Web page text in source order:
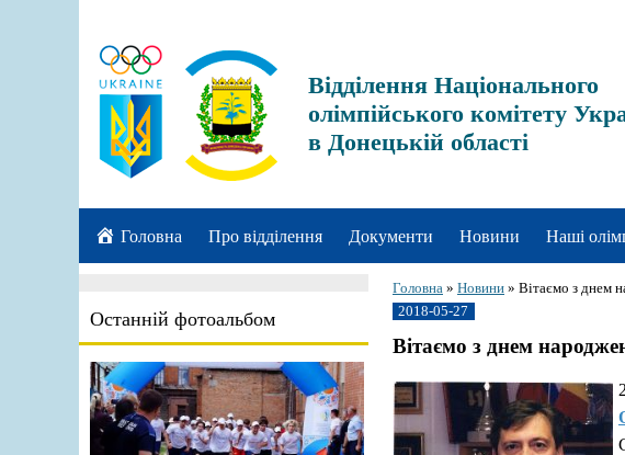
Відділення Національного
олімпійського комітету
в Донецькій області
Головна Про відділення Документи Новини Наші
Останній фотоальбом
Головна » Новини » Вітаємо з днем
2018-05-27
Вітаємо з днем